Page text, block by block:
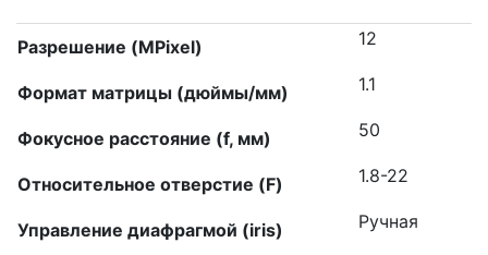
Разрешение (MPixel) 12
Формат матрицы (дюймы/мм) 1.1
Фокусное расстояние (f, мм) 50
Относительное отверстие (F) 1.8-22
Управление диафрагмой (iris) Ручная